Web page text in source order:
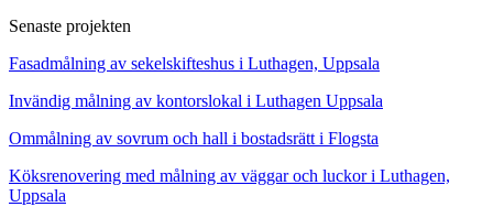
Senaste projekten
Fasadmålning av sekelskifteshus i Luthagen, Uppsala
Invändig målning av kontorslokal i Luthagen Uppsala
Ommålning av sovrum och hall i bostadsrätt i Flogsta
Köksrenovering med målning av väggar och luckor i Luthagen,
Uppsala